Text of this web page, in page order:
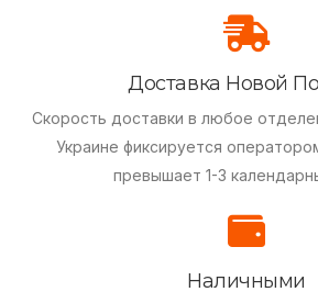
Доставка Новой
Скорость доставки в любое
Украине фиксируется
превышает 1-3
Наличными